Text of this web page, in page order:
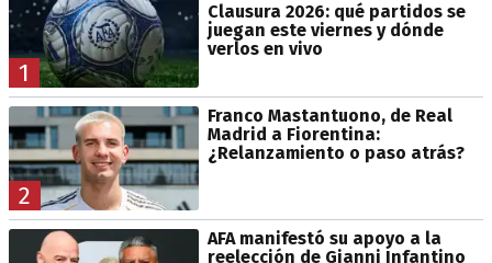
1
Clausura 2026: qué partidos se
juegan este viernes y dónde
verlos en vivo
2
Franco Mastantuono, de Real
Madrid a Fiorentina:
¿Relanzamiento o paso atrás?
AFA manifestó su apoyo a la
reelección de Gianni Infantino